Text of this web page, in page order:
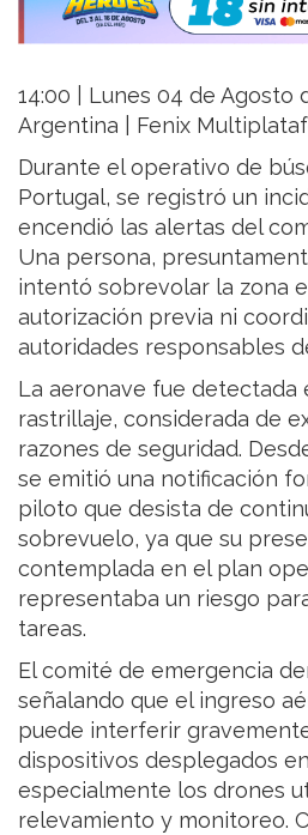
14:00 | Lunes 04 de Agosto
Argentina | Fenix
Durante el operativo de
Portugal, se registró un
encendió las alertas del
Una persona,
intentó sobrevolar la zona
autorización previa ni
autoridades responsables
La aeronave fue detectada
rastrillaje, considerada de
razones de seguridad.
se emitió una notificación
piloto que desista de
sobrevuelo, ya que su
contemplada en el plan
representaba un riesgo
tareas.
El comité de emergencia
señalando que el ingreso
puede interferir
dispositivos desplegados
especialmente los drones
relevamiento y monitoreo.